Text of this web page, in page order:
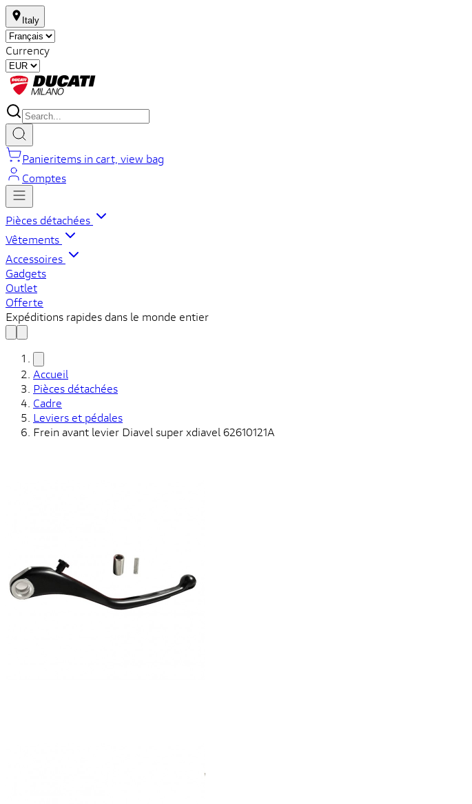
Italy
Currency
Panieritems in cart, view bag
Comptes
Pièces détachées
Vêtements
Accessoires
Gadgets
Outlet
Offerte
Expéditions rapides dans le monde entier
Accueil
Pièces détachées
Cadre
Leviers et pédales
Frein avant levier Diavel super xdiavel 62610121A